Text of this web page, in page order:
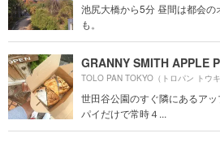
池尻大橋から5分 昼間は都会
も。
TOLO PAN TOKYO（トロパン トウ
世田谷公園のすぐ隣にあるア
パイだけで常時４...